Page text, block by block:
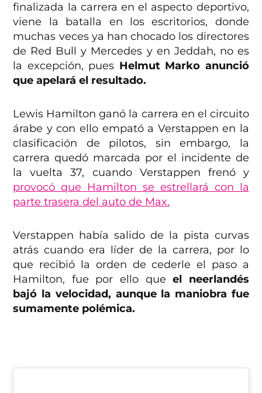
finalizada la carrera en el aspecto deportivo,
viene la batalla en los escritorios, donde
muchas veces ya han chocado los directores
de Red Bull y Mercedes y en Jeddah, no es
la excepción, pues Helmut Marko anunció
que apelará el resultado.
Lewis Hamilton ganó la carrera en el circuito
árabe y con ello empató a Verstappen en la
clasificación de pilotos, sin embargo, la
carrera quedó marcada por el incidente de
la vuelta 37, cuando Verstappen frenó y
provocó que Hamilton se estrellará con la
parte trasera del auto de Max.
Verstappen había salido de la pista curvas
atrás cuando era líder de la carrera, por lo
que recibió la orden de cederle el paso a
Hamilton, fue por ello queel neerlandés
bajó la velocidad, aunque la maniobra fue
sumamente polémica.